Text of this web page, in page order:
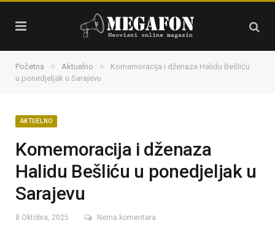
Početna » Aktuelno »
Komemoracija i dženaza Halidu Bešliću
u ponedjeljak u Sarajevu
AKTUELNO
Komemoracija i dženaza
Halidu Bešliću u ponedjeljak u
Sarajevu
8 Oktobra, 2025 Nema komentara